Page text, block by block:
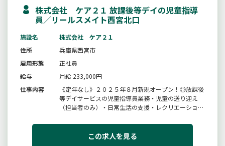
株式会社 ケア２１ 放課後等デイの児童指導
員／リールスメイト西宮北口
施設名
株式会社 ケア２１
住所
兵庫県西宮市
雇用形態
正社員
給与
月給 233,000円
仕事内容
《定年なし》２０２５年８月新規オープン！◎放課後
等デイサービスの児童指導員業務・児童の送り迎え
（担当者のみ）・日常生活の支援・レクリエーション
リールスメイトとは、小学生〜高校生までの発達に障
がいのあるお子様に対し、療育を行っている施設で
この求人を見る